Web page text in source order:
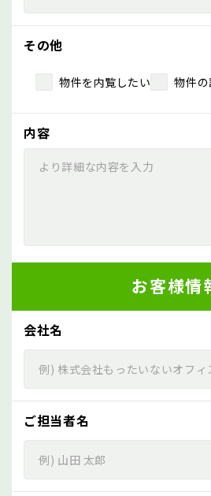
その他
物件を内覧したい 物件
内容
お客様情
会社名
ご担当者名